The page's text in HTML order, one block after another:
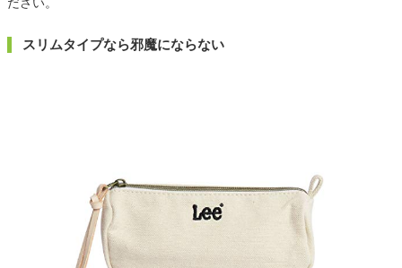
スリムタイプなら邪魔にならない